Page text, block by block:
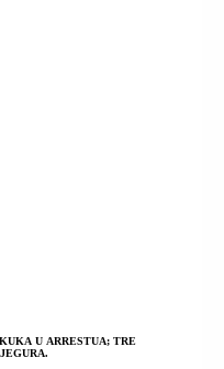
U ARRESTUA; TRE